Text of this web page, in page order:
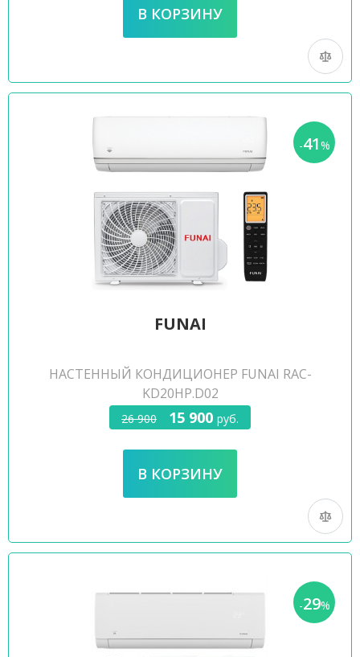
-41%
FUNAI
НАСТЕННЫЙ КОНДИЦИОНЕР FUNAI RAC-
KD20HP.D02
26 900 15 900 руб.
-29%